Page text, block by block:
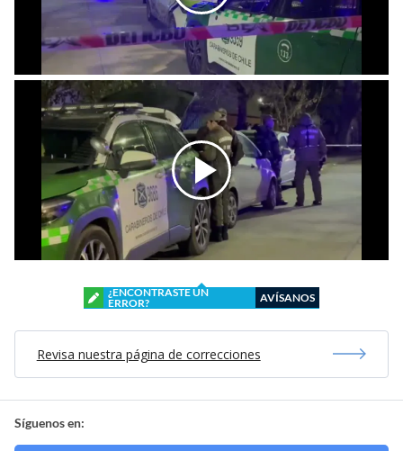
¿ENCONTRASTE UN
ERROR?
AVÍSANOS
Revisa nuestra página de correcciones
Síguenos en: